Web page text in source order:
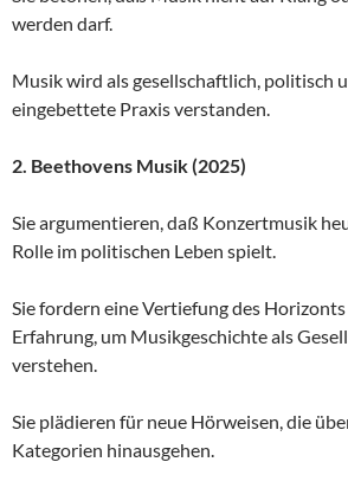
werden darf.
Musik wird als gesellschaftlich, politisch
eingebettete Praxis verstanden.
2. Beethovens Musik (2025)
Sie argumentieren, daß Konzertmusik
Rolle im politischen Leben spielt.
Sie fordern eine Vertiefung des
Erfahrung, um Musikgeschichte als
verstehen.
Sie plädieren für neue Hörweisen, die
Kategorien hinausgehen.